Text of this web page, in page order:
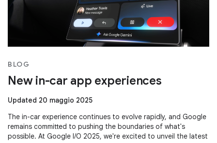
BLOG
New in-car app experiences
Updated 20 maggio 2025
The in-car experience continues to evolve rapidly, and Google
remains committed to pushing the boundaries of what's
possible. At Google I/O 2025, we're excited to unveil the latest